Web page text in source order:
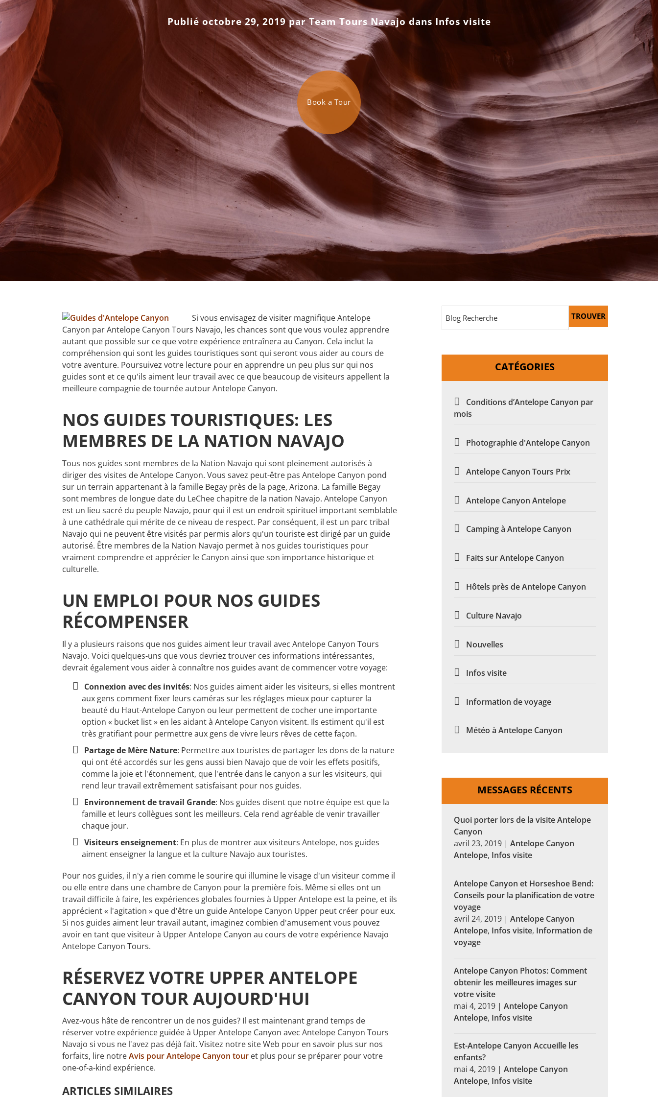
Publié octobre 29, 2019 parTeam Tours Navajo dans Infos visite
Book a Tour
Si vous envisagez de visiter magnifique Antelope
Canyon par Antelope Canyon Tours Navajo, les chances sont que vous voulez apprendre
autant que possible sur ce que votre expérience entraînera au Canyon. Cela inclut la
compréhension qui sont les guides touristiques sont qui seront vous aider au cours de
votre aventure. Poursuivez votre lecture pour en apprendre un peu plus sur qui nos
guides sont et ce qu'ils aiment leur travail avec ce que beaucoup de visiteurs appellent la
meilleure compagnie de tournée autour Antelope Canyon.
NOS GUIDES TOURISTIQUES: LES
MEMBRES DE LA NATION NAVAJO
Tous nos guides sont membres de la Nation Navajo qui sont pleinement autorisés à
diriger des visites de Antelope Canyon. Vous savez peut-être pas Antelope Canyon pond
sur un terrain appartenant à la famille Begay près de la page, Arizona. La famille Begay
sont membres de longue date du LeChee chapitre de la nation Navajo. Antelope Canyon
est un lieu sacré du peuple Navajo, pour qui il est un endroit spirituel important semblable
à une cathédrale qui mérite de ce niveau de respect. Par conséquent, il est un parc tribal
Navajo qui ne peuvent être visités par permis alors qu'un touriste est dirigé par un guide
autorisé. Être membres de la Nation Navajo permet à nos guides touristiques pour
vraiment comprendre et apprécier le Canyon ainsi que son importance historique et
culturelle.
UN EMPLOI POUR NOS GUIDES
RÉCOMPENSER
Il y a plusieurs raisons que nos guides aiment leur travail avec Antelope Canyon Tours
Navajo. Voici quelques-uns que vous devriez trouver ces informations intéressantes,
devrait également vous aider à connaître nos guides avant de commencer votre voyage:
Connexion avec des invités: Nos guides aiment aider les visiteurs, si elles montrent
aux gens comment fixer leurs caméras sur les réglages mieux pour capturer la
beauté du Haut-Antelope Canyon ou leur permettent de cocher une importante
option « bucket list » en les aidant à Antelope Canyon visitent. Ils estiment qu'il est
très gratifiant pour permettre aux gens de vivre leurs rêves de cette façon.
Partage de Mère Nature: Permettre aux touristes de partager les dons de la nature
qui ont été accordés sur les gens aussi bien Navajo que de voir les effets positifs,
comme la joie et l'étonnement, que l'entrée dans le canyon a sur les visiteurs, qui
rend leur travail extrêmement satisfaisant pour nos guides.
Environnement de travail Grande: Nos guides disent que notre équipe est que la
famille et leurs collègues sont les meilleurs. Cela rend agréable de venir travailler
chaque jour.
Visiteurs enseignement: En plus de montrer aux visiteurs Antelope, nos guides
aiment enseigner la langue et la culture Navajo aux touristes.
Pour nos guides, il n'y a rien comme le sourire qui illumine le visage d'un visiteur comme il
ou elle entre dans une chambre de Canyon pour la première fois. Même si elles ont un
travail difficile à faire, les expériences globales fournies à Upper Antelope est la peine, et ils
apprécient « l'agitation » que d'être un guide Antelope Canyon Upper peut créer pour eux.
Si nos guides aiment leur travail autant, imaginez combien d'amusement vous pouvez
avoir en tant que visiteur à Upper Antelope Canyon au cours de votre expérience Navajo
Antelope Canyon Tours.
RÉSERVEZ VOTRE UPPER ANTELOPE
CANYON TOUR AUJOURD'HUI
Avez-vous hâte de rencontrer un de nos guides? Il est maintenant grand temps de
réserver votre expérience guidée à Upper Antelope Canyon avec Antelope Canyon Tours
Navajo si vous ne l'avez pas déjà fait. Visitez notre site Web pour en savoir plus sur nos
forfaits, lire notreAvis pour Antelope Canyon tour et plus pour se préparer pour votre
one-of-a-kind expérience.
ARTICLES SIMILAIRES
TROUVER
CATÉGORIES
Conditions d’Antelope Canyon par
mois
Photographie d'Antelope Canyon
Antelope Canyon Tours Prix
Antelope Canyon Antelope
Camping à Antelope Canyon
Faits sur Antelope Canyon
Hôtels près de Antelope Canyon
Culture Navajo
Nouvelles
Infos visite
Information de voyage
Météo à Antelope Canyon
MESSAGES RÉCENTS
Quoi porter lors de la visite Antelope
Canyon
avril 23, 2019 | Antelope Canyon
Antelope, Infos visite
Antelope Canyon et Horseshoe Bend:
Conseils pour la planification de votre
voyage
avril 24, 2019 | Antelope Canyon
Antelope, Infos visite, Information de
voyage
Antelope Canyon Photos: Comment
obtenir les meilleures images sur
votre visite
mai 4, 2019 | Antelope Canyon
Antelope, Infos visite
Est-Antelope Canyon Accueille les
enfants?
mai 4, 2019 | Antelope Canyon
Antelope, Infos visite